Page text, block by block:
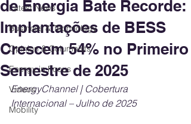
Latest News
Business & Technology
Opinion & Columnists
Energy in Focus
Videos
Mobility
de Energia Bate Recorde:
Implantações de BESS
Crescem 54% no Primeiro
Semestre de 2025
EnergyChannel | Cobertura
Internacional – Julho de 2025